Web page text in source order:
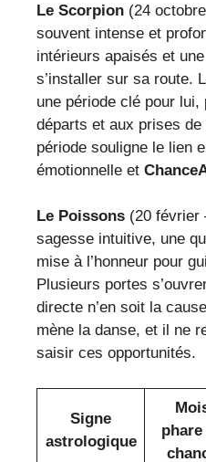
Le Scorpion (24
souvent intense et
intérieurs apaisés et
s’installer sur sa route.
une période clé pour
départs et aux prises
période souligne le lien
émotionnelle et
Le Poissons (20 février
sagesse intuitive, une
mise à l’honneur pour
Plusieurs portes
directe n’en soit la
mène la danse, et il ne
saisir ces opportunités.
Signe
astrologique
phare